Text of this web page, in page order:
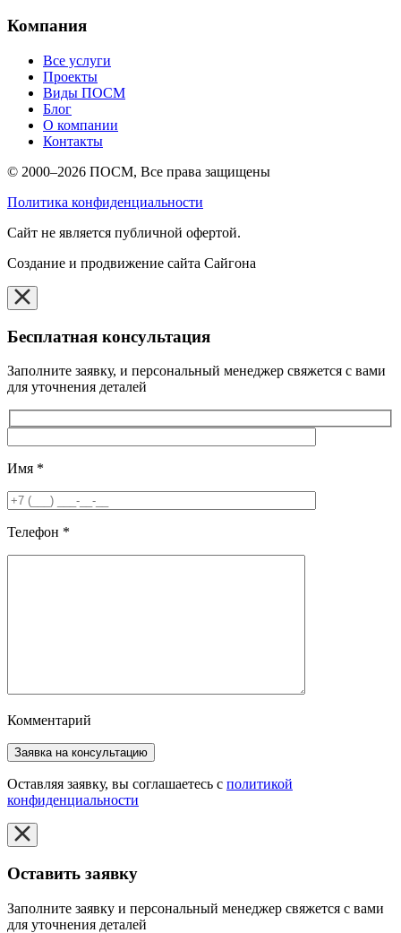
Компания
Все услуги
Проекты
Виды ПОСМ
Блог
О компании
Контакты
© 2000–2026 ПОСМ, Все права защищены
Политика конфиденциальности
Cайт не является публичной офертой.
Создание и продвижение сайта Сайгона
Бесплатная консультация
Заполните заявку, и персональный менеджер свяжется с вами
для уточнения деталей
Имя *
Телефон *
Комментарий
Оставляя заявку, вы соглашаетесь с политикой
конфиденциальности
Оставить заявку
Заполните заявку и персональный менеджер свяжется с вами
для уточнения деталей